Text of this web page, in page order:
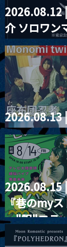
2026.08.12
介 ソロワン
2026」
2026.08.13
RIGHT!!
2026.08.15
『巷のmy
ー"訳"フラ